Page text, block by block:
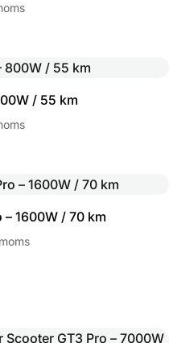
/ 55 km
– 1600W / 70 km